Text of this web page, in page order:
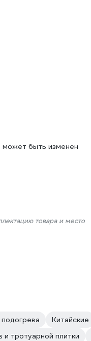
может быть изменен
товара и место
Китайские
и тротуарной плитки